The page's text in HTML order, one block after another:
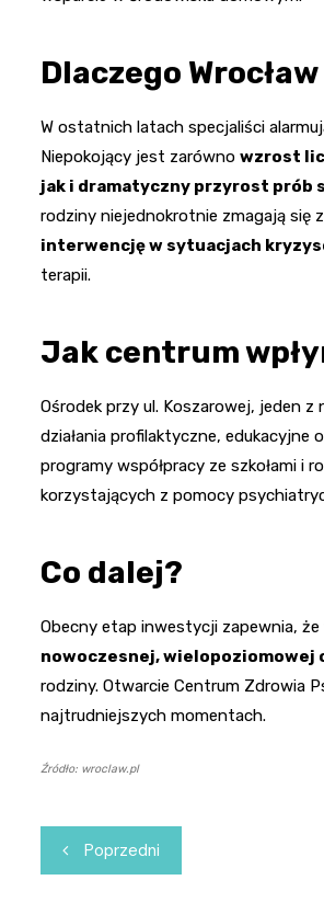
Dlaczego
W ostatnich latach specjaliści
Niepokojący jest zarówno wzrost
jak i dramatyczny przyrost prób
rodziny niejednokrotnie zmagają się
interwencję w sytuacjach
terapii.
Jak centrum
Ośrodek przy ul. Koszarowej, jeden
działania profilaktyczne, edukacyjne
programy współpracy ze szkołami i
korzystających z pomocy
Co dalej?
Obecny etap inwestycji zapewnia, że
nowoczesnej, wielopoziomowej
rodziny. Otwarcie Centrum Zdrowia
najtrudniejszych momentach.
Źródło: wroclaw.pl
Nawigacja
wpisu
Poprzedni